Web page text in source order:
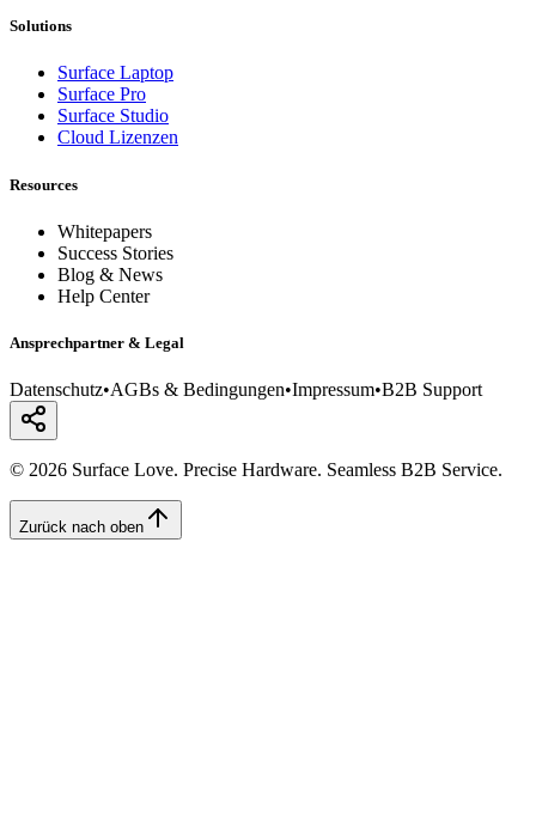
Solutions
Surface Laptop
Surface Pro
Surface Studio
Cloud Lizenzen
Resources
Whitepapers
Success Stories
Blog & News
Help Center
Ansprechpartner & Legal
Datenschutz•AGBs & Bedingungen•Impressum•B2B Support
© 2026 Surface Love. Precise Hardware. Seamless B2B Service.
Zurück nach oben